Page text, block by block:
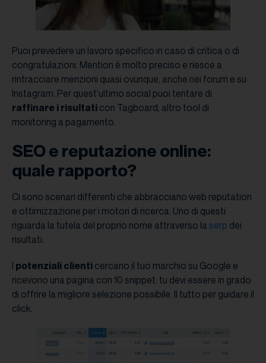
Puoi prevedere un lavoro specifico in caso di critica o di
congratulazioni. Mention è molto preciso e riesce a
rintracciare menzioni quasi ovunque, anche nei forum e su
Instagram. Per quest’ultimo social puoi tentare di
raffinare i risultati con Tagboard, altro tool di
monitoring a pagamento.
SEO e reputazione online:
quale rapporto?
Ci sono scenari differenti che abbracciano web reputation
e ottimizzazione per i motori di ricerca. Uno di questi
riguarda la tutela del proprio nome attraverso la serp dei
risultati.
I potenziali clienti cercano il tuo marchio su Google e
ricevono una pagina con 10 snippet: tu devi essere in grado
di offrire la migliore selezione possibile. Il tutto per guidare il
click.